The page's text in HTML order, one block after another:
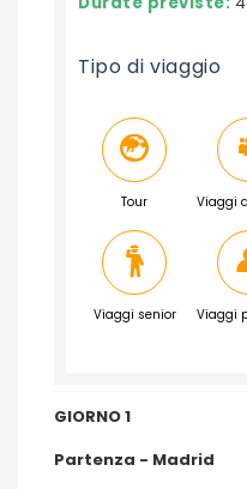
Tipo di viaggio
Tour Viaggi
Viaggi senior Viaggi
GIORNO 1
Partenza - Madrid